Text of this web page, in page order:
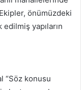
Ekipler, önümüzdeki
yapıların
“Söz konusu